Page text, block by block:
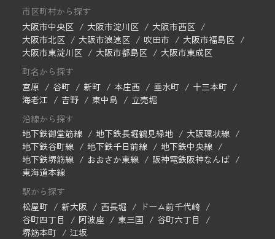
市区町村から探す
大阪市中央区
大阪市淀川区
大阪市西区
大阪市北区
大阪市浪速区 吹田市
大阪市福島区
大阪市東淀川区
大阪市都島区
大阪市東成区
町名から探す
宮原
谷町 新町 本庄西 垂水町
十三本町
海老江
吉野 東中島
立売堀
沿線から探す
地下鉄御堂筋線
地下鉄長堀鶴見緑地
大阪環状線
地下鉄谷町線
地下鉄千日前線
地下鉄中央線
地下鉄堺筋線
おおさか東線
阪神電鉄阪神なんば
東海道本線
駅から探す
松屋町
新大阪 西長堀
ドーム前千代崎
谷町四丁目
阿波座 東三国
谷町六丁目
堺筋本町
江坂